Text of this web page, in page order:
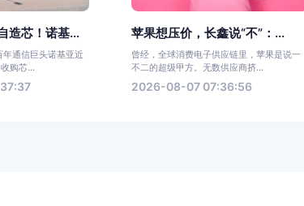
造芯！诺基...
通信巨头诺基亚近
购芯...
苹果想压价，长鑫说“不”：...
曾经，全球消费电子供应链里，苹果是说一
不二的超级甲方。无数供应商挤...
2026-08-07 07:36:56